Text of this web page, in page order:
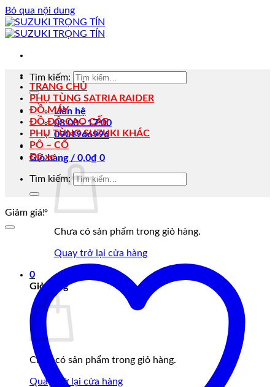
Bỏ qua nội dung
Tìm kiếm:
Liên hệ
08:00 - 17:00
0901966996
Giỏ hàng / 0,0₫ 0
Chưa có sản phẩm trong giỏ hàng.
Quay trở lại cửa hàng
0
Giỏ hàng
Chưa có sản phẩm trong giỏ hàng.
Quay trở lại cửa hàng
TRANG CHỦ
PHỤ TÙNG SATRIA RAIDER
ĐỒ MÁY
ĐỒ ĐỘ CAO CẤP
PHỤ TÙNG SUZUKI KHÁC
PÔ – CỔ
Độ xe
Tìm kiếm:
Giảm giá!